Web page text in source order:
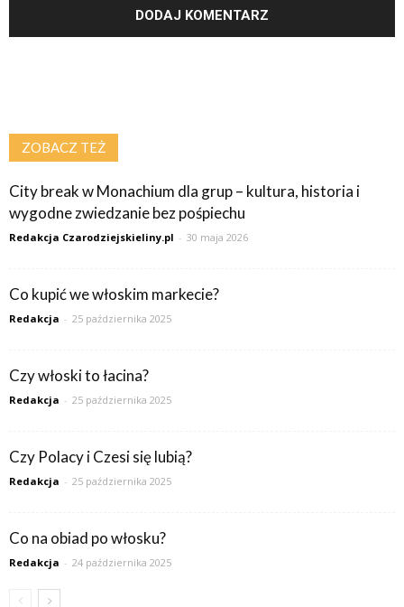
ZOBACZ TEŻ
City break w Monachium dla grup – kultura, historia i
wygodne zwiedzanie bez pośpiechu
Redakcja Czarodziejskieliny.pl - 30 maja 2026
Co kupić we włoskim markecie?
Redakcja - 25 października 2025
Czy włoski to łacina?
Redakcja - 25 października 2025
Czy Polacy i Czesi się lubią?
Redakcja - 25 października 2025
Co na obiad po włosku?
Redakcja - 24 października 2025